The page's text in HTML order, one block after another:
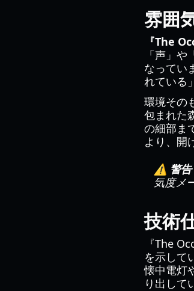
雰囲
『The
「声」
なってい
れている
環境その
包まれた
の細部ま
より、開
⚠️ 警告
気度メ
技術
『The
を示して
懐中電灯
り出して